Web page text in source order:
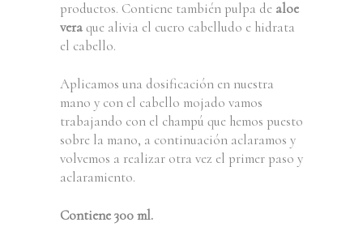
productos. Contiene también pulpa de aloe
veraque alivia el cuero cabelludo e hidrata
el cabello.
Aplicamos una dosificación en nuestra
mano y con el cabello mojado vamos
trabajando con el champú que hemos puesto
sobre la mano, a continuación aclaramos y
volvemos a realizar otra vez el primer paso y
aclaramiento.
Contiene 300 ml.